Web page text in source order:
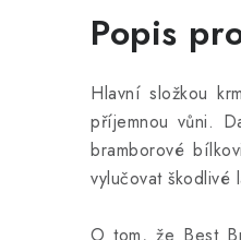
Popis
Hlavní složkou
příjemnou vůni.
bramborové
vylučovat škodlivé